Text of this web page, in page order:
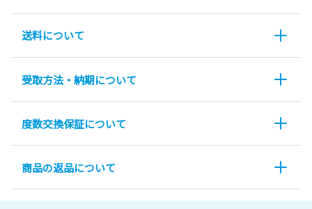
送料について
受取方法・納期について
度数交換保証について
商品の返品について